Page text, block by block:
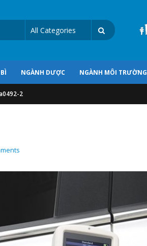
NGÀNH DƯỢC NGÀNH MÔI TRƯỜNG
2